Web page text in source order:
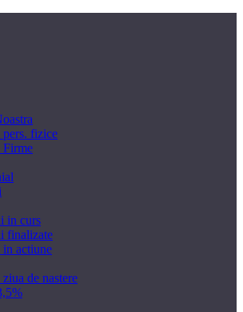
fizice
Firme
in curs
finalizate
actiune
de nastere